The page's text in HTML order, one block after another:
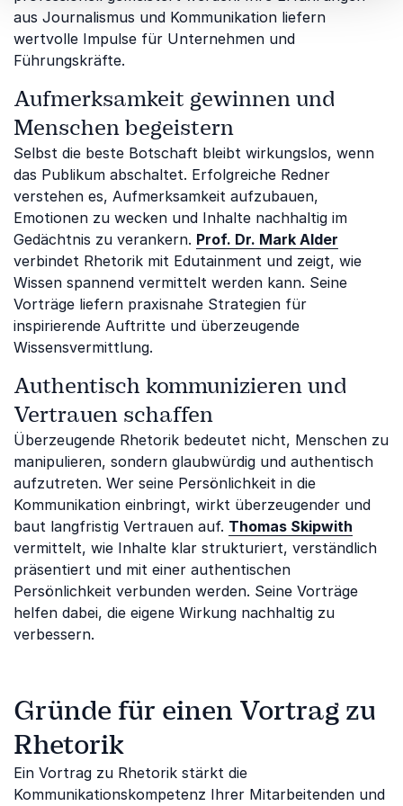
aus Journalismus und Kommunikation liefern
wertvolle Impulse für Unternehmen und
Führungskräfte.
Aufmerksamkeit gewinnen und
Menschen begeistern
Selbst die beste Botschaft bleibt wirkungslos, wenn
das Publikum abschaltet. Erfolgreiche Redner
verstehen es, Aufmerksamkeit aufzubauen,
Emotionen zu wecken und Inhalte nachhaltig im
Gedächtnis zu verankern. Prof. Dr. Mark Alder
verbindet Rhetorik mit Edutainment und zeigt, wie
Wissen spannend vermittelt werden kann. Seine
Vorträge liefern praxisnahe Strategien für
inspirierende Auftritte und überzeugende
Wissensvermittlung.
Authentisch kommunizieren und
Vertrauen schaffen
Überzeugende Rhetorik bedeutet nicht, Menschen zu
manipulieren, sondern glaubwürdig und authentisch
aufzutreten. Wer seine Persönlichkeit in die
Kommunikation einbringt, wirkt überzeugender und
baut langfristig Vertrauen auf. Thomas Skipwith
vermittelt, wie Inhalte klar strukturiert, verständlich
präsentiert und mit einer authentischen
Persönlichkeit verbunden werden. Seine Vorträge
helfen dabei, die eigene Wirkung nachhaltig zu
verbessern.
Gründe für einen Vortrag zu
Rhetorik
Ein Vortrag zu Rhetorik stärkt die
Kommunikationskompetenz Ihrer Mitarbeitenden und